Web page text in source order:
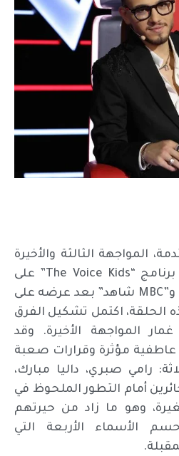
المواجهة الثالثة والأخيرة
من الموسم الرابع من برنامج “The Voice Kids” على
“MBC1″ و”MBC العراق”، و”MBC شاهد” بعد عرضه على
الحلقة، اكتمل تشكيل الفرق
المواجهة الأخيرة. وقد
مؤثرة وقرارات صعبة
رامي صبري، داليا مبارك،
أمام التطور الملحوظ في
وهو ما زاد من حيرتهم
الأسماء الأربعة التي